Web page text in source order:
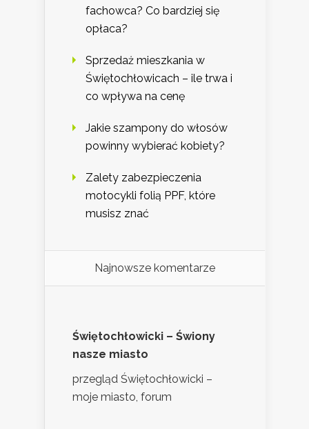
fachowca? Co bardziej się
opłaca?
Sprzedaż mieszkania w
Świętochłowicach – ile trwa i
co wpływa na cenę
Jakie szampony do włosów
powinny wybierać kobiety?
Zalety zabezpieczenia
motocykli folią PPF, które
musisz znać
Najnowsze komentarze
Świętochłowicki – Świony
nasze miasto
przegląd Świętochłowicki –
moje miasto, forum